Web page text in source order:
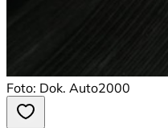
Foto: Dok. Auto2000